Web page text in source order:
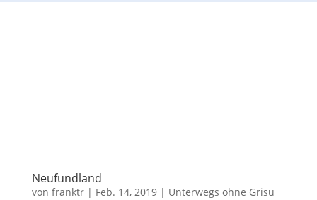
Neufundland
von franktr| Feb. 14, 2019| Unterwegs ohne Grisu